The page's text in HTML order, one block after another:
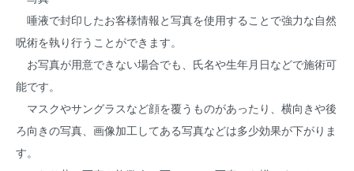
唾液で封印したお客様情報と写真を使用することで強力な自然
呪術を執り行うことができます。
お写真が用意できない場合でも、氏名や生年月日などで施術可
能です。
マスクやサングラスなど顔を覆うものがあったり、横向きや後
ろ向きの写真、画像加工してある写真などは多少効果が下がりま
す。